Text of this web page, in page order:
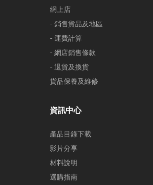
網上店
- 銷售貨品及地區
- 運費計算
- 網店銷售條款
- 退貨及換貨
貨品保養及維修
資訊中心
產品目錄下載
影片分享
材料說明
選購指南